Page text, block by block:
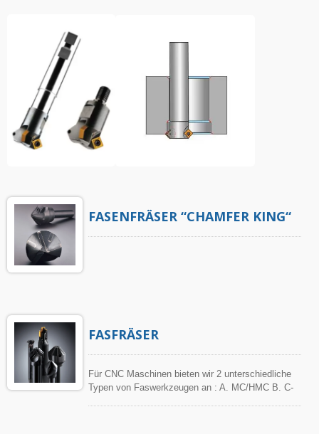
FASENFRÄSER “CHAMFER KING“
FASFRÄSER
Für CNC Maschinen bieten wir 2 unterschiedliche
Typen von Faswerkzeugen an : A. MC/HMC B. C-